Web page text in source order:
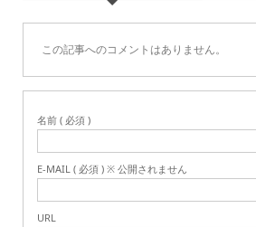
この記事へのコメントはありません。
名前 ( 必須 )
E-MAIL ( 必須 ) ※ 公開されません
URL